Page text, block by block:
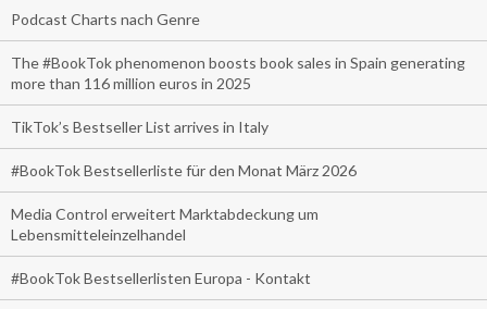
Podcast Charts nach Genre
The #BookTok phenomenon boosts book sales in Spain generating
more than 116 million euros in 2025
TikTok’s Bestseller List arrives in Italy
#BookTok Bestsellerliste für den Monat März 2026
Media Control erweitert Marktabdeckung um
Lebensmitteleinzelhandel
#BookTok Bestsellerlisten Europa - Kontakt